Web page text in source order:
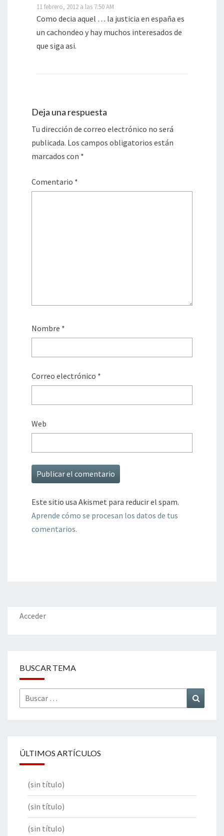
11 febrero, 2012 a las 7:50 AM
Como decia aquel … la justicia en españa es
un cachondeo y hay muchos interesados de
que siga asi.
Deja una respuesta
Tu dirección de correo electrónico no será
publicada. Los campos obligatorios están
marcados con *
Comentario *
Nombre *
Correo electrónico *
Web
Este sitio usa Akismet para reducir el spam.
Aprende cómo se procesan los datos de tus
comentarios.
Acceder
BUSCAR TEMA
Buscar
por:
ÚLTIMOS ARTÍCULOS
(sin título)
(sin título)
(sin título)